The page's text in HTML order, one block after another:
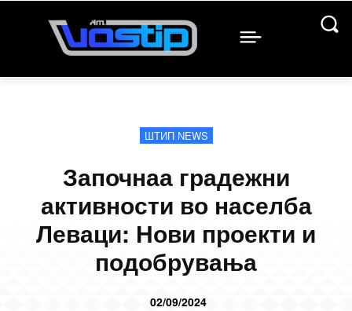
ШТИП NEWS
Започнаа градежни
активности во населба
Леваци: Нови проекти и
подобрувања
02/09/2024